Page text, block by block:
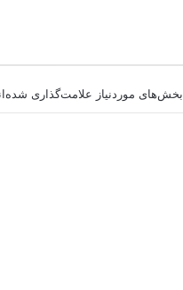
بخش‌های موردنیاز علامت‌گذاری